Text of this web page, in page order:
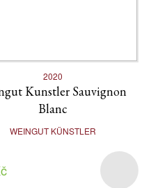
2020
Kunstler Sauvignon
Blanc
WEINGUT KÜNSTLER